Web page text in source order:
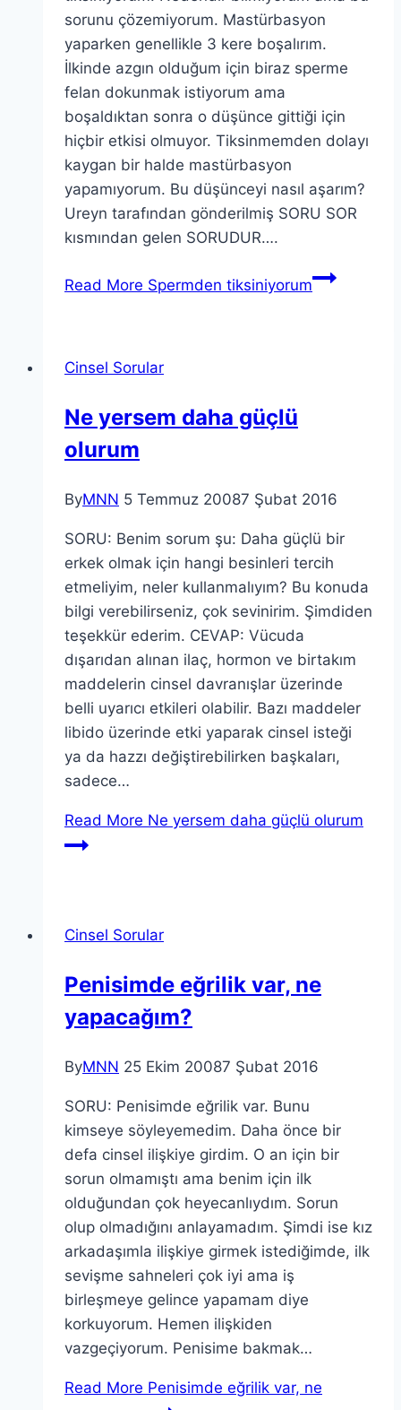
sorunu çözemiyorum. Mastürbasyon
yaparken genellikle 3 kere boşalırım.
İlkinde azgın olduğum için biraz sperme
felan dokunmak istiyorum ama
boşaldıktan sonra o düşünce gittiği için
hiçbir etkisi olmuyor. Tiksinmemden dolayı
kaygan bir halde mastürbasyon
yapamıyorum. Bu düşünceyi nasıl aşarım?
Ureyn tarafından gönderilmiş SORU SOR
kısmından gelen SORUDUR….
Read More Spermden tiksiniyorum
Cinsel Sorular
Ne yersem daha güçlü
olurum
ByMNN 5 Temmuz 20087 Şubat 2016
SORU: Benim sorum şu: Daha güçlü bir
erkek olmak için hangi besinleri tercih
etmeliyim, neler kullanmalıyım? Bu konuda
bilgi verebilirseniz, çok sevinirim. Şimdiden
teşekkür ederim. CEVAP: Vücuda
dışarıdan alınan ilaç, hormon ve birtakım
maddelerin cinsel davranışlar üzerinde
belli uyarıcı etkileri olabilir. Bazı maddeler
libido üzerinde etki yaparak cinsel isteği
ya da hazzı değiştirebilirken başkaları,
sadece…
Read More Ne yersem daha güçlü olurum
Cinsel Sorular
Penisimde eğrilik var, ne
yapacağım?
ByMNN 25 Ekim 20087 Şubat 2016
SORU: Penisimde eğrilik var. Bunu
kimseye söyleyemedim. Daha önce bir
defa cinsel ilişkiye girdim. O an için bir
sorun olmamıştı ama benim için ilk
olduğundan çok heyecanlıydım. Sorun
olup olmadığını anlayamadım. Şimdi ise kız
arkadaşımla ilişkiye girmek istediğimde, ilk
sevişme sahneleri çok iyi ama iş
birleşmeye gelince yapamam diye
korkuyorum. Hemen ilişkiden
vazgeçiyorum. Penisime bakmak…
Read More Penisimde eğrilik var, ne